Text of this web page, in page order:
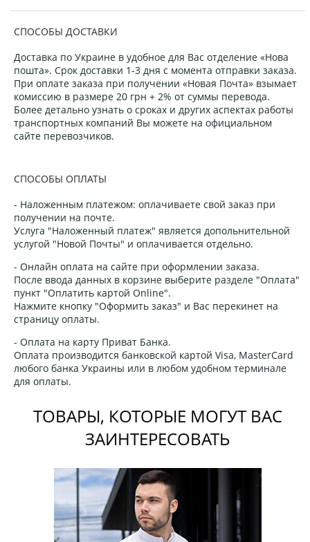
СПОСОБЫ ДОСТАВКИ
Доставка по Украине в удобное для Вас отделение «Нова
пошта». Срок доставки 1-3 дня с момента отправки заказа.
При оплате заказа при получении «Новая Почта» взымает
комиссию в размере 20 грн + 2% от суммы перевода.
Более детально узнать о сроках и других аспектах работы
транспортных компаний Вы можете на официальном
сайте перевозчиков.
СПОСОБЫ ОПЛАТЫ
- Наложенным платежом: оплачиваете свой заказ при
получении на почте.
Услуга "Наложенный платеж" является допольнительной
услугой "Новой Почты" и оплачивается отдельно.
- Онлайн оплата на сайте при оформлении заказа.
После ввода данных в корзине выберите разделе "Оплата"
пункт "Оплатить картой Online".
Нажмите кнопку "Оформить заказ" и Вас перекинет на
страницу оплаты.
- Оплата на карту Приват Банка.
Оплата производится банковской картой Visa, MasterCard
любого банка Украины или в любом удобном терминале
для оплаты.
ТОВАРЫ, КОТОРЫЕ МОГУТ ВАС
ЗАИНТЕРЕСОВАТЬ